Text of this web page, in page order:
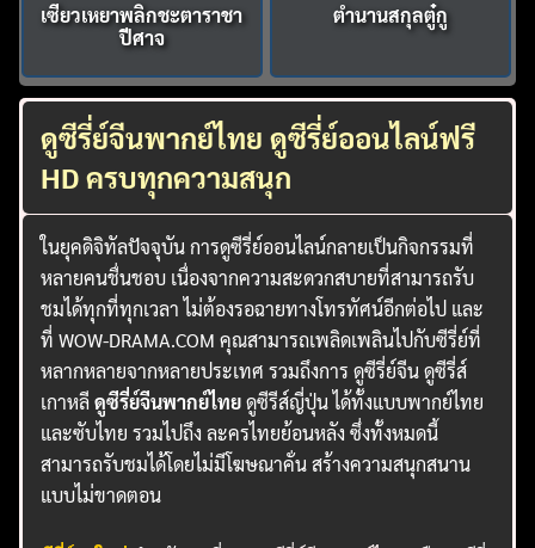
เซียวเหยาพลิกชะตาราชา
ปีศาจ
ตำนานสกุลตู๋กู
ดูซีรี่ย์จีนพากย์ไทย ดูซีรี่ย์ออนไลน์ฟรี
HD ครบทุกความสนุก
ในยุคดิจิทัลปัจจุบัน การดูซีรี่ย์ออนไลน์กลายเป็นกิจกรรมที่
หลายคนชื่นชอบ เนื่องจากความสะดวกสบายที่สามารถรับ
ชมได้ทุกที่ทุกเวลา ไม่ต้องรอฉายทางโทรทัศน์อีกต่อไป และ
ที่ WOW-DRAMA.COM คุณสามารถเพลิดเพลินไปกับซีรี่ย์ที่
หลากหลายจากหลายประเทศ รวมถึงการ ดูซีรี่ย์จีน ดูซีรี่ส์
เกาหลีดูซีรี่ย์จีนพากย์ไทยดูซีรีส์ญี่ปุ่น ได้ทั้งแบบพากย์ไทย
และซับไทย รวมไปถึง ละครไทยย้อนหลัง ซึ่งทั้งหมดนี้
สามารถรับชมได้โดยไม่มีโฆษณาคั่น สร้างความสนุกสนาน
แบบไม่ขาดตอน